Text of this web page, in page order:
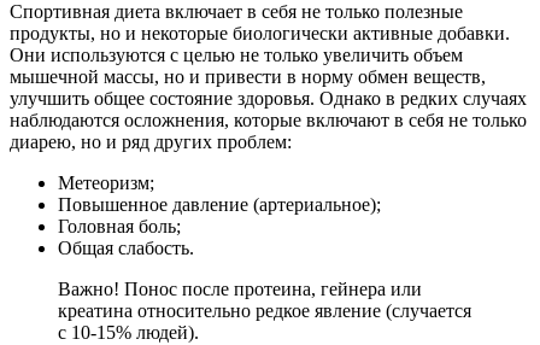
Спортивная диета включает в себя не только полезные
продукты, но и некоторые биологически активные добавки.
Они используются с целью не только увеличить объем
мышечной массы, но и привести в норму обмен веществ,
улучшить общее состояние здоровья. Однако в редких случаях
наблюдаются осложнения, которые включают в себя не только
диарею, но и ряд других проблем:
Метеоризм;
Повышенное давление (артериальное);
Головная боль;
Общая слабость.
Важно! Понос после протеина, гейнера или
креатина относительно редкое явление (случается
с 10-15% людей).